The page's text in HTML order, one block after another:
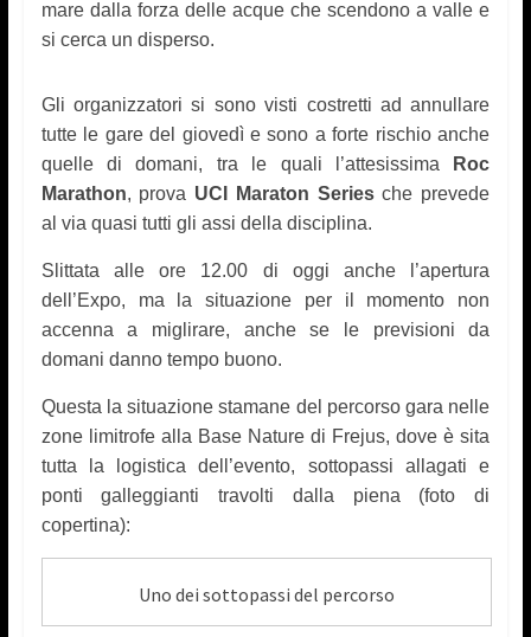
mare dalla forza delle acque che scendono a valle e
si cerca un disperso.
Gli organizzatori si sono visti costretti ad annullare
tutte le gare del giovedì e sono a forte rischio anche
quelle di domani, tra le quali l’attesissima
Roc
Marathon, prova UCI Maraton Seriesche prevede
al via quasi tutti gli assi della disciplina.
Slittata alle ore 12.00 di oggi anche l’apertura
dell’Expo, ma la situazione per il momento non
accenna a miglirare, anche se le previsioni da
domani danno tempo buono.
Questa la situazione stamane del percorso gara nelle
zone limitrofe alla Base Nature di Frejus, dove è sita
tutta la logistica dell’evento, sottopassi allagati e
ponti galleggianti travolti dalla piena (foto di
copertina):
Uno dei sottopassi del percorso